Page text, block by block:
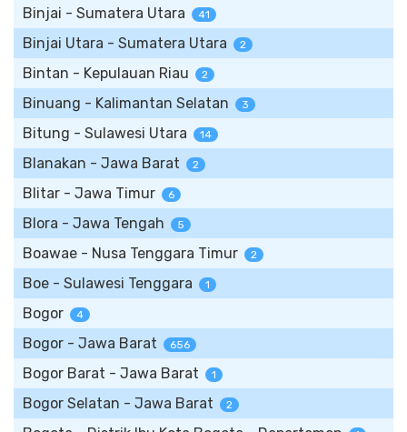
Binjai - Sumatera Utara 41
Binjai Utara - Sumatera Utara 2
Bintan - Kepulauan Riau 2
Binuang - Kalimantan Selatan 3
Bitung - Sulawesi Utara 14
Blanakan - Jawa Barat 2
Blitar - Jawa Timur 6
Blora - Jawa Tengah 5
Boawae - Nusa Tenggara Timur 2
Boe - Sulawesi Tenggara 1
Bogor 4
Bogor - Jawa Barat 656
Bogor Barat - Jawa Barat 1
Bogor Selatan - Jawa Barat 2